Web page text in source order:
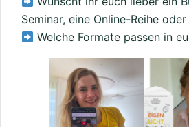
Seminar, eine Online-Reihe
Welche Formate passen in